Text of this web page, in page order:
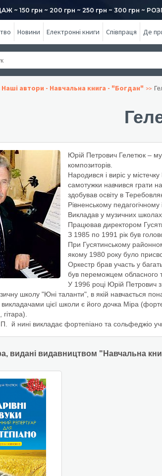
~ 150 грн ~ 200 грн ~ 250 грн ~ 300 грн ~
Новини Електронні книги Співпраця Де
Наші автори - Навчальна книга - "Богдан"
Юрій Петрович Гелетюк –
композиторів.
Народився і виріс у
самотужки навчився грати
здобував освіту в
Рів­ненському педагогічному
Викладав у музич­них
Працював директором
З 1985 по 1991 рік був
При Гусятинському
якому 1980 року було
Оркестр брав участь у
був переможцем обласного
У 1996 році Юрій Петрович
школу "Юні таланти", в якій навчається
цієї школи є його дочка Міра
й нині викладає фортепіано та сольфеджіо
видані видавництвом "Навчальна